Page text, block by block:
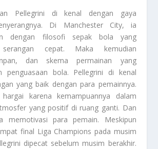
Pellegrini di kenal dengan gaya
Di Manchester City, ia
dengan filosofi sepak bola yang
serangan cepat. Maka kemudian
dan skema permainan yang
penguasaan bola. Pellegrini di kenal
yang baik dengan para pemainnya.
karena kemampuannya dalam
yang positif di ruang ganti. Dan
memotivasi para pemain. Meskipun
final Liga Champions pada musim
dipecat sebelum musim berakhir.